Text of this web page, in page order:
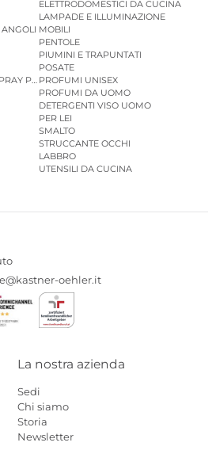
ELETTRODOMESTICI DA CUCINA
LAMPADE E ILLUMINAZIONE
MOBILI
PENTOLE
PIUMINI E TRAPUNTATI
POSATE
PER AMBIENTE
PROFUMI UNISEX
PROFUMI DA UOMO
DETERGENTI VISO UOMO
PER LEI
SMALTO
STRUCCANTE OCCHI
LABBRO
UTENSILI DA CUCINA
oehler.it
La nostra azienda
Sedi
Chi siamo
Storia
Newsletter